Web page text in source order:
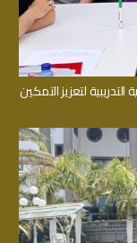
لتعزيز التمكين